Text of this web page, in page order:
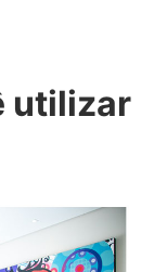
utilizar